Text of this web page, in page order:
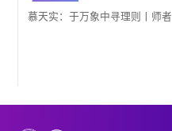
慕天实：于万象中寻理则丨师者